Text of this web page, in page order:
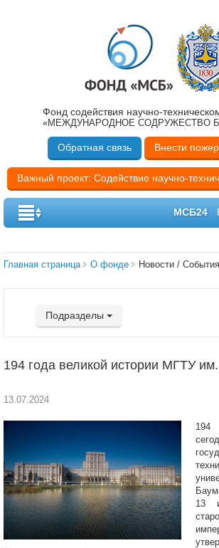
Фонд содействия научно-
«МЕЖДУНАРОДНОЕ СОДРУЖЕСТВО
Обратная связь Внести
Важный проект: Содействие научно-
МСБ24
Главная страница О фонде Новости / События
Подразделы
194 года великой истории МГТУ
13.07.2024
194
13